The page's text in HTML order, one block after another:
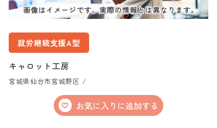
就労継続支援A型
キャロット工房
宮城県仙台市宮城野区 /
お気に入りに追加する